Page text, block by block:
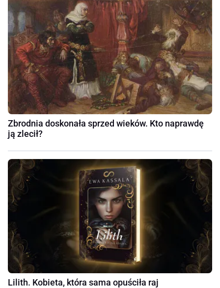
Zbrodnia doskonała sprzed wieków. Kto naprawdę
ją zlecił?
Lilith. Kobieta, która sama opuściła raj